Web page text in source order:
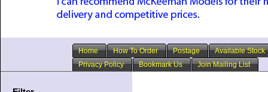
Home How To Order Postage
Available Stock
Privacy Policy
Bookmark Us Join Mailing List